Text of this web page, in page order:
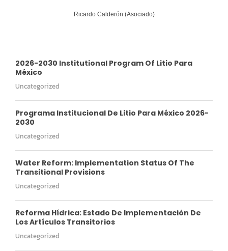
Ricardo Calderón (Asociado)
2026-2030 Institutional Program Of Litio Para
México
Uncategorized
Programa Institucional De Litio Para México 2026-
2030
Uncategorized
Water Reform: Implementation Status Of The
Transitional Provisions
Uncategorized
Reforma Hídrica: Estado De Implementación De
Los Artículos Transitorios
Uncategorized